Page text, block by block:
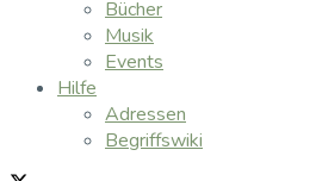
Bücher
Musik
Events
Hilfe
Adressen
Begriffswiki